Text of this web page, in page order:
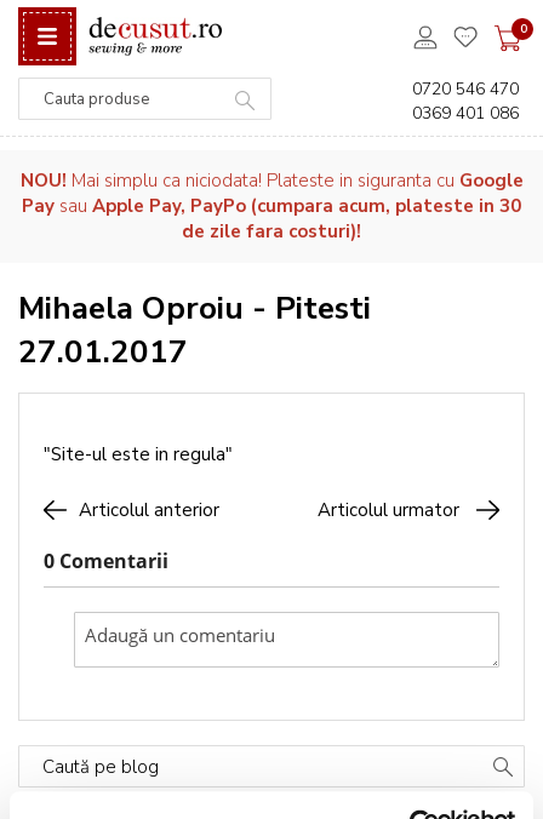
0
0720 546 470
0369 401 086
NOU! Mai simplu ca niciodata! Plateste in siguranta cu Google
Pay sau Apple Pay, PayPo (cumpara acum, plateste in 30
de zile fara costuri)!
Mihaela Oproiu - Pitesti
27.01.2017
"Site-ul este in regula"
Articolul anterior Articolul urmator
0 Comentarii
Caută pe blog